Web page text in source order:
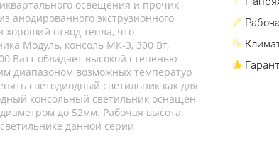
освещения и прочих
анодированного экструзионного
отвод тепла, что
Модуль, консоль МК-3, 300 Вт,
Ватт обладает высокой степенью
диапазоном возможных температур
светодиодный светильник как для
консольный светильник оснащен
до 52мм. Рабочая высота
данной серии